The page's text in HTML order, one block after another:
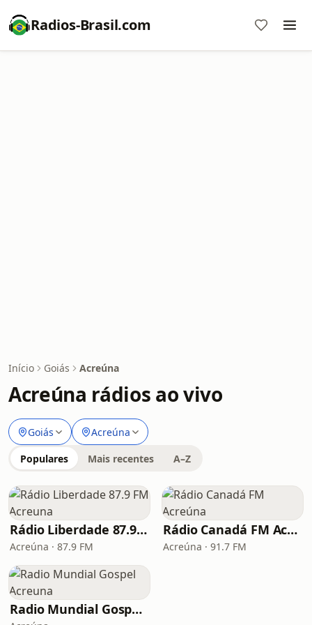
Radios-Brasil.com
Início Goiás Acreúna
Acreúna rádios ao vivo
Goiás Acreúna
Populares Mais recentes A–Z
Rádio Liberdade 87.9 FM Acreuna
Acreúna · 87.9 FM
Rádio Canadá FM Acreúna
Acreúna · 91.7 FM
Radio Mundial Gospel Acreuna